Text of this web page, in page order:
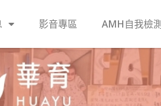
影音專區 AMH自我檢測